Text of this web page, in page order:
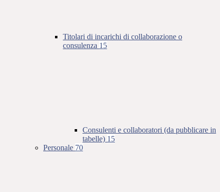
Titolari di incarichi di collaborazione o
consulenza 15
Consulenti e collaboratori (da pubblicare in
tabelle) 15
Personale 70